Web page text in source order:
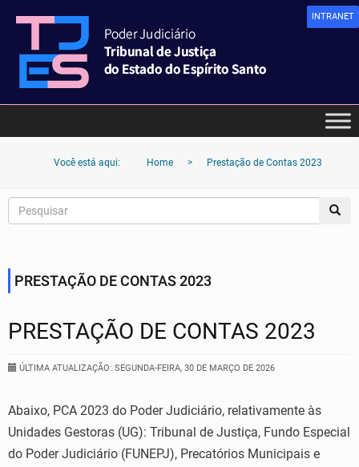
INTRANET
Você está aqui: Home > Prestação de Contas 2023
PRESTAÇÃO DE CONTAS 2023
PRESTAÇÃO DE CONTAS 2023
ÚLTIMA ATUALIZAÇÃO: SEGUNDA-FEIRA, 30 DE MARÇO DE 2026
Abaixo, PCA 2023 do Poder Judiciário, relativamente às
Unidades Gestoras (UG): Tribunal de Justiça, Fundo Especial
do Poder Judiciário (FUNEPJ), Precatórios Municipais e